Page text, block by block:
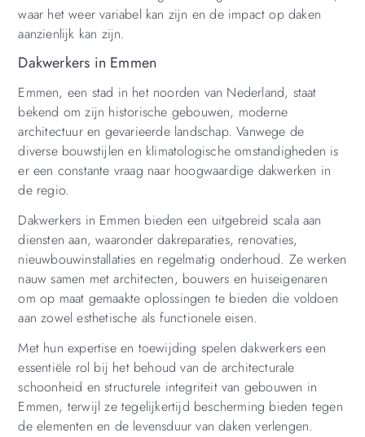
waar het weer variabel kan zijn en de impact op daken
aanzienlijk kan zijn.
Dakwerkers in Emmen
Emmen, een stad in het noorden van Nederland, staat
bekend om zijn historische gebouwen, moderne
architectuur en gevarieerde landschap. Vanwege de
diverse bouwstijlen en klimatologische omstandigheden is
er een constante vraag naar hoogwaardige dakwerken in
de regio.
Dakwerkers in Emmen bieden een uitgebreid scala aan
diensten aan, waaronder dakreparaties, renovaties,
nieuwbouwinstallaties en regelmatig onderhoud. Ze werken
nauw samen met architecten, bouwers en huiseigenaren
om op maat gemaakte oplossingen te bieden die voldoen
aan zowel esthetische als functionele eisen.
Met hun expertise en toewijding spelen dakwerkers een
essentiële rol bij het behoud van de architecturale
schoonheid en structurele integriteit van gebouwen in
Emmen, terwijl ze tegelijkertijd bescherming bieden tegen
de elementen en de levensduur van daken verlengen.